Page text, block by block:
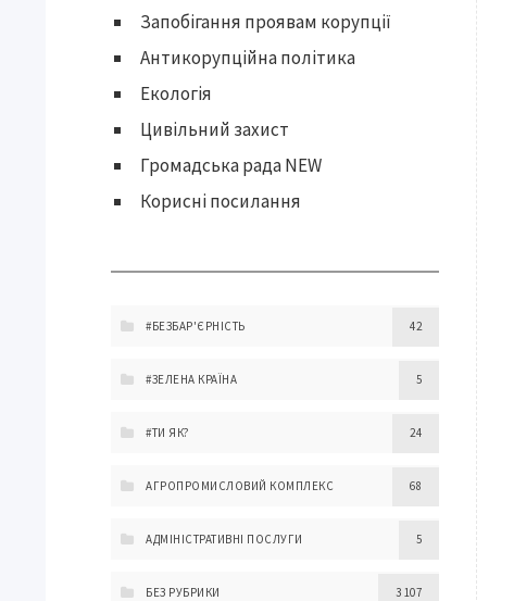
Запобігання проявам корупції
Антикорупційна політика
Екологія
Цивільний захист
Громадська рада NEW
Корисні посилання
#БЕЗБАР'ЄРНІСТЬ 42
#ЗЕЛЕНА КРАЇНА 5
#ТИ ЯК? 24
АГРОПРОМИСЛОВИЙ КОМПЛЕКС 68
АДМІНІСТРАТИВНІ ПОСЛУГИ 5
БЕЗ РУБРИКИ 3 107